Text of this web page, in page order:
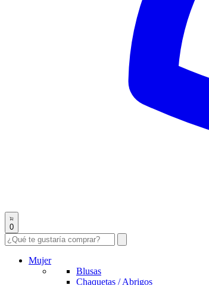
0
Mujer
Blusas
Chaquetas / Abrigos